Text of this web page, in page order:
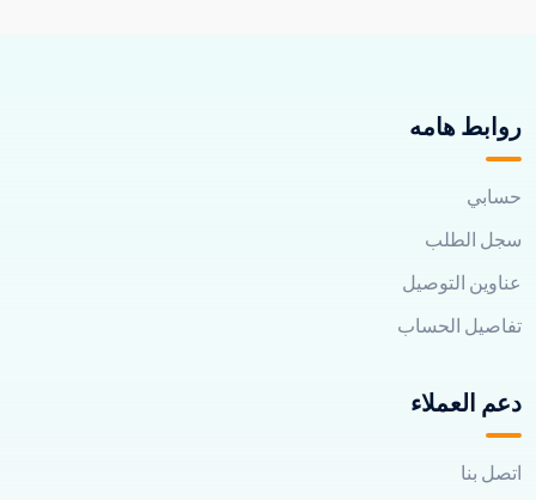
روابط هامه
حسابي
سجل الطلب
عناوين التوصيل
تفاصيل الحساب
دعم العملاء
اتصل بنا